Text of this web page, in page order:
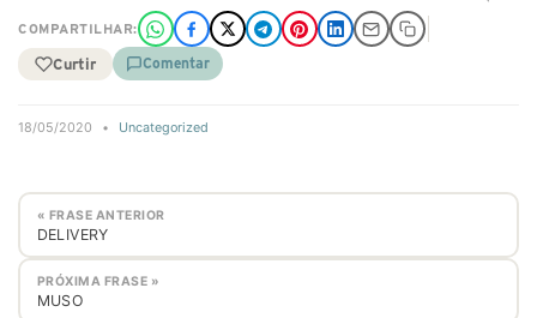
COMPARTILHAR:
Curtir Comentar
18/05/2020 • Uncategorized
« FRASE ANTERIOR
DELIVERY
PRÓXIMA FRASE »
MUSO